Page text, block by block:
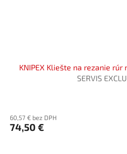
KNIPEX Kliešte na rezanie rúr
SERVIS
60,57 € bez DPH
74,50 €